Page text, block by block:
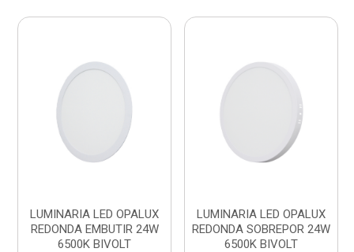
LUMINARIA LED OPALUX
REDONDA EMBUTIR 24W
6500K BIVOLT
LUMINARIA LED OPALUX
REDONDA SOBREPOR 24W
6500K BIVOLT